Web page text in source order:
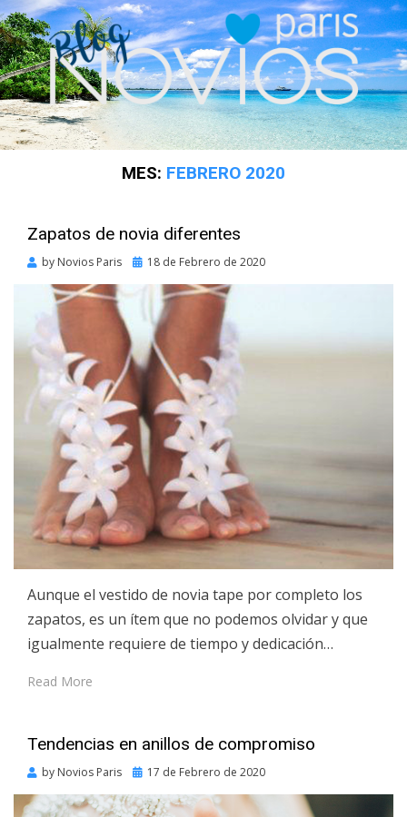
MES: FEBRERO 2020
Zapatos de novia diferentes
by Novios Paris
Posted
18 de Febrero de 2020
Aunque el vestido de novia tape por completo los
zapatos, es un ítem que no podemos olvidar y que
igualmente requiere de tiempo y dedicación…
Read More
Tendencias en anillos de compromiso
by Novios Paris
Posted
17 de Febrero de 2020